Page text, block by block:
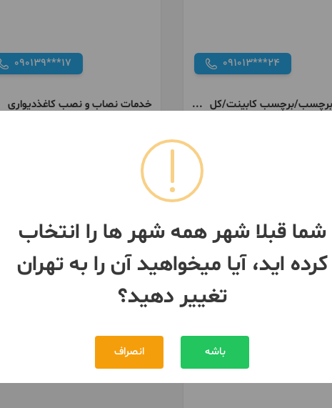
091013***24
برچسب کابینت/کل
090139***17
خدمات نصاب و نصب کاغذدیواری
شما قبلا شهر همه شهر ها را انتخاب
کرده اید، آیا میخواهید آن را به تهران
تغییر دهید؟
باشه انصراف